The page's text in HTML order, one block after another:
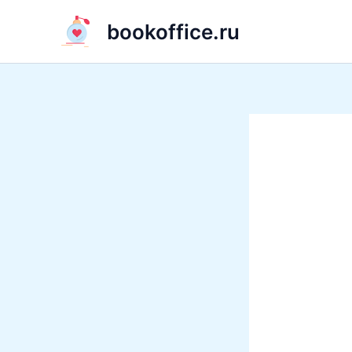
содержимому
bookoffice.ru